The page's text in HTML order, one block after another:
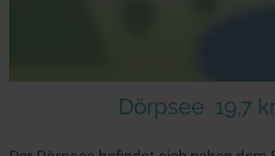
Dörpsee 19,7